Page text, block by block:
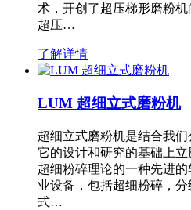
术，开创了超压梯形磨粉
超压…
了解详情
LUM 超细立式磨粉机
超细立式磨粉机是结合我
它的设计和研究的基础上
超细粉碎理论的一种先进
业设备，包括超细粉碎，
式…